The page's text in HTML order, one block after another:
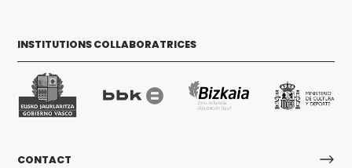
INSTITUTIONS COLLABORATRICES
CONTACT